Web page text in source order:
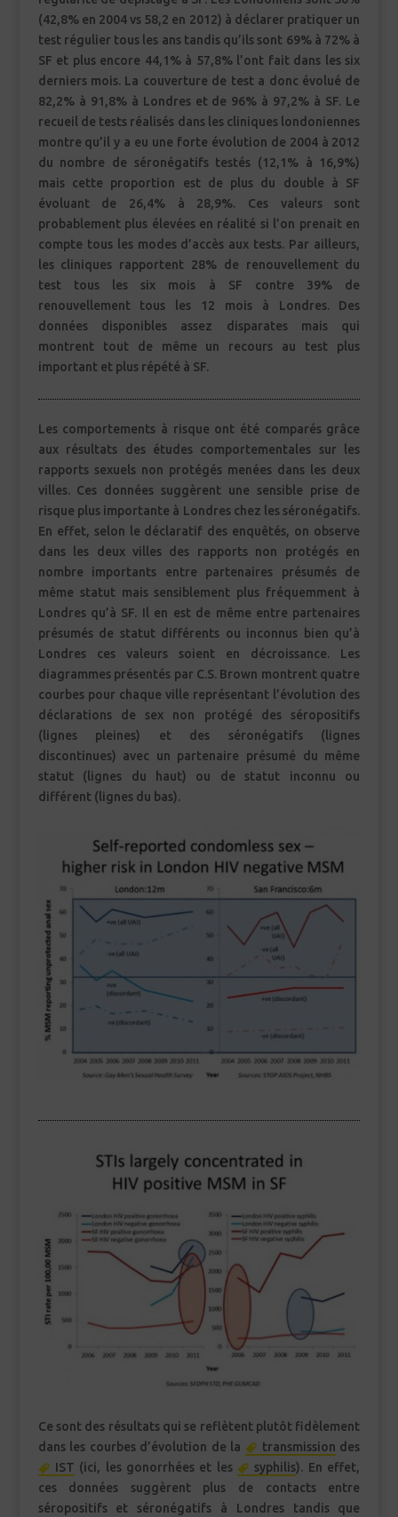
(42,8% en 2004 vs 58,2 en 2012) à déclarer pratiquer un
test régulier tous les ans tandis qu’ils sont 69% à 72% à
SF et plus encore 44,1% à 57,8% l’ont fait dans les six
derniers mois. La couverture de test a donc évolué de
82,2% à 91,8% à Londres et de 96% à 97,2% à SF. Le
recueil de tests réalisés dans les cliniques londoniennes
montre qu’il y a eu une forte évolution de 2004 à 2012
du nombre de séronégatifs testés (12,1% à 16,9%)
mais cette proportion est de plus du double à SF
évoluant de 26,4% à 28,9%. Ces valeurs sont
probablement plus élevées en réalité si l’on prenait en
compte tous les modes d’accès aux tests. Par ailleurs,
les cliniques rapportent 28% de renouvellement du
test tous les six mois à SF contre 39% de
renouvellement tous les 12 mois à Londres. Des
données disponibles assez disparates mais qui
montrent tout de même un recours au test plus
important et plus répété à SF.
Les comportements à risque ont été comparés grâce
aux résultats des études comportementales sur les
rapports sexuels non protégés menées dans les deux
villes. Ces données suggèrent une sensible prise de
risque plus importante à Londres chez les séronégatifs.
En effet, selon le déclaratif des enquêtés, on observe
dans les deux villes des rapports non protégés en
nombre importants entre partenaires présumés de
même statut mais sensiblement plus fréquemment à
Londres qu’à SF. Il en est de même entre partenaires
présumés de statut différents ou inconnus bien qu’à
Londres ces valeurs soient en décroissance. Les
diagrammes présentés par C.S. Brown montrent quatre
courbes pour chaque ville représentant l’évolution des
déclarations de sex non protégé des séropositifs
(lignes pleines) et des séronégatifs (lignes
discontinues) avec un partenaire présumé du même
statut (lignes du haut) ou de statut inconnu ou
différent (lignes du bas).
Ce sont des résultats qui se reflètent plutôt fidèlement
dans les courbes d’évolution de la
transmission des
IST (ici, les gonorrhées et les syphilis). En effet,
ces données suggèrent plus de contacts entre
séropositifs et séronégatifs à Londres tandis que